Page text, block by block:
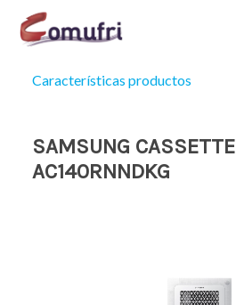
Características productos
SAMSUNG CASSETTE
AC140RNNDKG